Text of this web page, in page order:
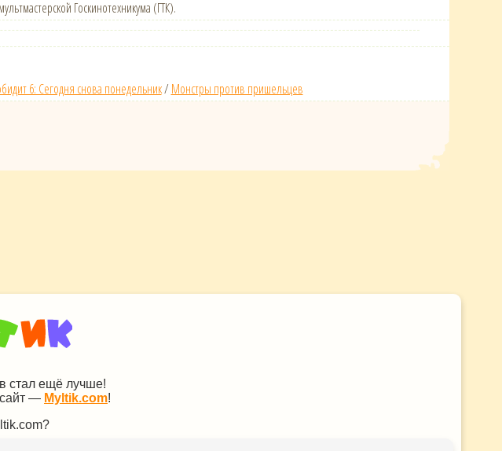
Госкинотехникума (ГТК).
6: Сегодня снова понедельник/ Монстры против пришельцев
стал ещё лучше!
— Myltik.com!